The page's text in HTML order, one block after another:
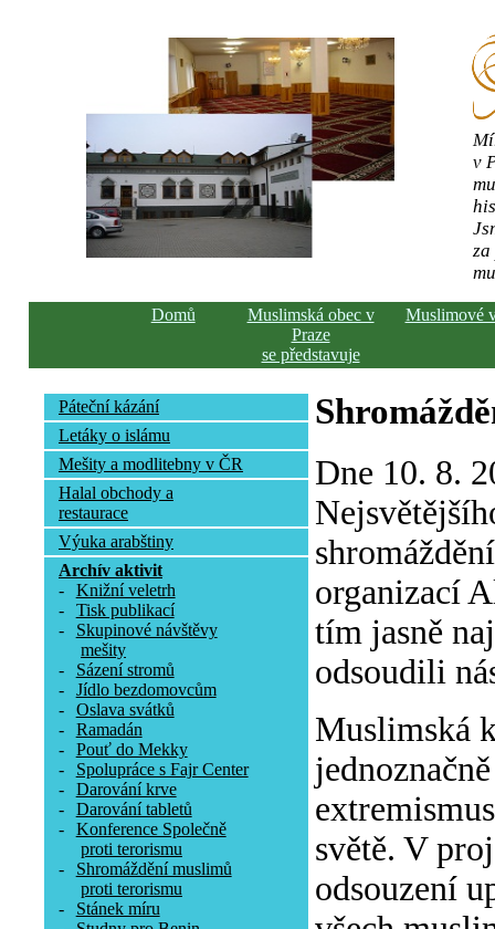
v
Domů
Muslimská obec v
Praze
se představuje
Muslimové
Páteční kázání
Letáky o islámu
Mešity a modlitebny v ČR
Halal obchody a
restaurace
Výuka arabštiny
Archív aktivit
-
Knižní veletrh
-
Tisk publikací
-
Skupinové návštěvy
mešity
-
Sázení stromů
-
Jídlo bezdomovcům
-
Oslava svátků
-
Ramadán
-
Pouť do Mekky
-
Spolupráce s Fajr Center
-
Darování krve
-
Darování tabletů
-
Konference Společně
proti terorismu
-
Shromáždění muslimů
proti terorismu
-
Stánek míru
Dne 10. 8.
organizací
tím jasně
odsoudili
Muslimská
světě. V
odsouzení